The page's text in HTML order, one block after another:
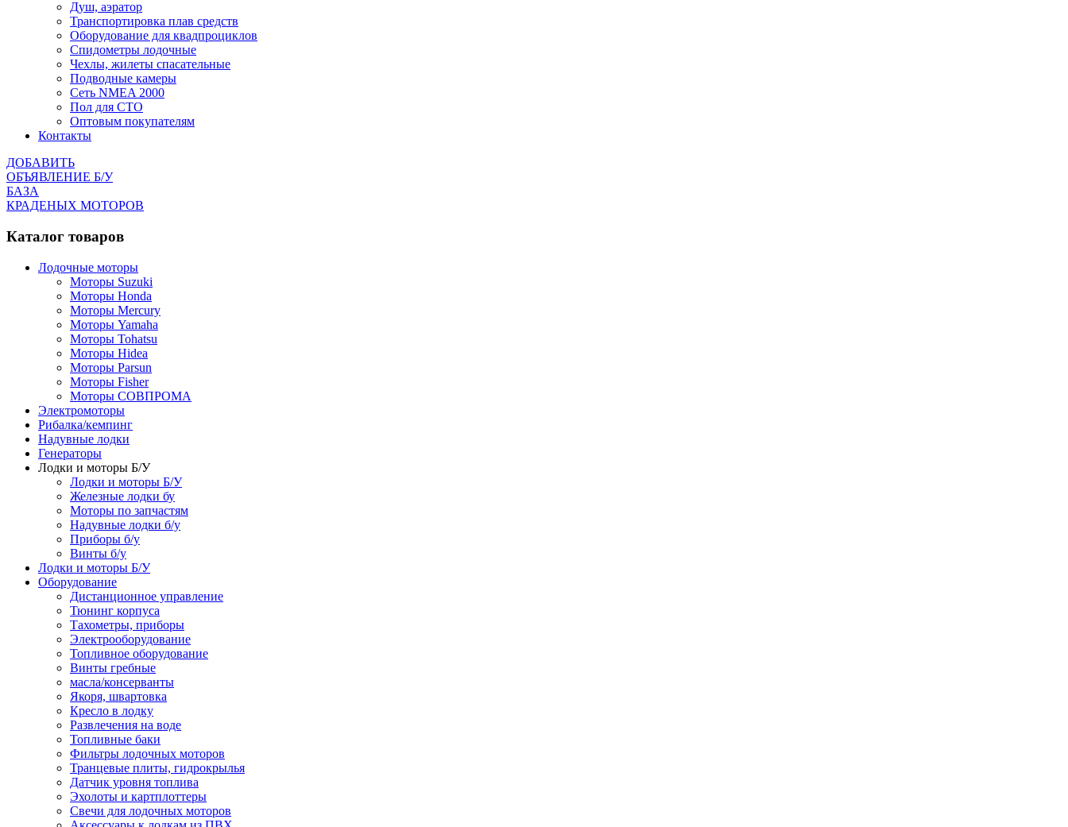
Душ, аэратор
Транспортировка плав средств
Оборудование для квадпроциклов
Спидометры лодочные
Чехлы, жилеты спасательные
Подводные камеры
Сеть NMEA 2000
Пол для СТО
Оптовым покупателям
Контакты
ДОБАВИТЬ
ОБЪЯВЛЕНИЕ Б/У
БАЗА
КРАДЕНЫХ МОТОРОВ
Каталог товаров
Лодочные моторы
Моторы Suzuki
Моторы Honda
Моторы Mercury
Моторы Yamaha
Моторы Tohatsu
Моторы Hidea
Моторы Parsun
Моторы Fisher
Моторы СОВПРОМА
Электромоторы
Рибалка/кемпинг
Надувные лодки
Генераторы
Лодки и моторы Б/У
Лодки и моторы Б/У
Железные лодки бу
Моторы по запчастям
Надувные лодки б/у
Приборы б/у
Винты б/у
Лодки и моторы Б/У
Оборудование
Дистанционное управление
Тюнинг корпуса
Тахометры, приборы
Электрооборудование
Топливное оборудование
Винты гребные
масла/консерванты
Якоря, швартовка
Кресло в лодку
Развлечения на воде
Топливные баки
Фильтры лодочных моторов
Транцевые плиты, гидрокрылья
Датчик уровня топлива
Эхолоты и картплоттеры
Cвечи для лодочных моторов